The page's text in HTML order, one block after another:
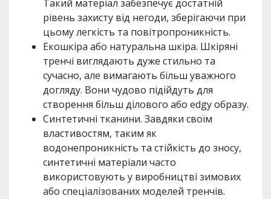
Такий матеріал забезпечує достатній
рівень захисту від негоди, зберігаючи при
цьому легкість та повітропроникність.
Екошкіра або натуральна шкіра. Шкіряні
тренчі виглядають дуже стильно та
сучасно, але вимагають більш уважного
догляду. Вони чудово підійдуть для
створення більш ділового або edgy образу.
Синтетичні тканини. Завдяки своїм
властивостям, таким як
водонепроникність та стійкість до зносу,
синтетичні матеріали часто
використовують у виробництві зимових
або спеціалізованих моделей тренчів.